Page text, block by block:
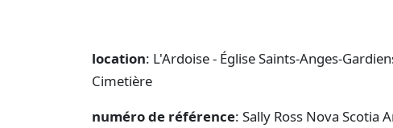
location: L'Ardoise - Église Saints-Anges-
Cimetière
numéro de référence: Sally Ross Nova Scotia